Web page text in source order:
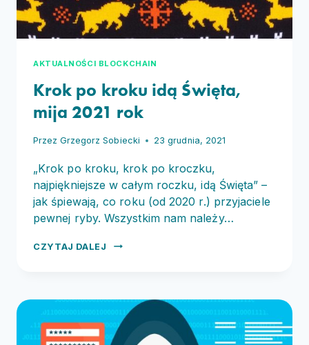
TECHNOLOGY”
AKTUALNOŚCI BLOCKCHAIN
Krok po kroku idą Święta,
mija 2021 rok
Przez Grzegorz Sobiecki 23 grudnia, 2021
„Krok po kroku, krok po kroczku,
najpiękniejsze w całym roczku, idą Święta” –
jak śpiewają, co roku (od 2020 r.) przyjaciele
pewnej ryby. Wszystkim nam należy…
CZYTAJ DALEJ
KROK
MIJA
2021